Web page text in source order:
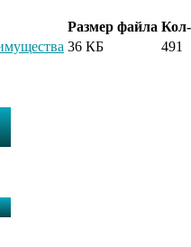
Размер файла
36 КБ
491